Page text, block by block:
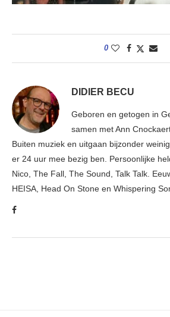
0
DIDIER BECU
Geboren en getogen in
samen met Ann
Buiten muziek en uitgaan bijzonder
er 24 uur mee bezig ben. Persoonlijke
Nico, The Fall, The Sound, Talk Talk.
HEISA, Head On Stone en Whispering